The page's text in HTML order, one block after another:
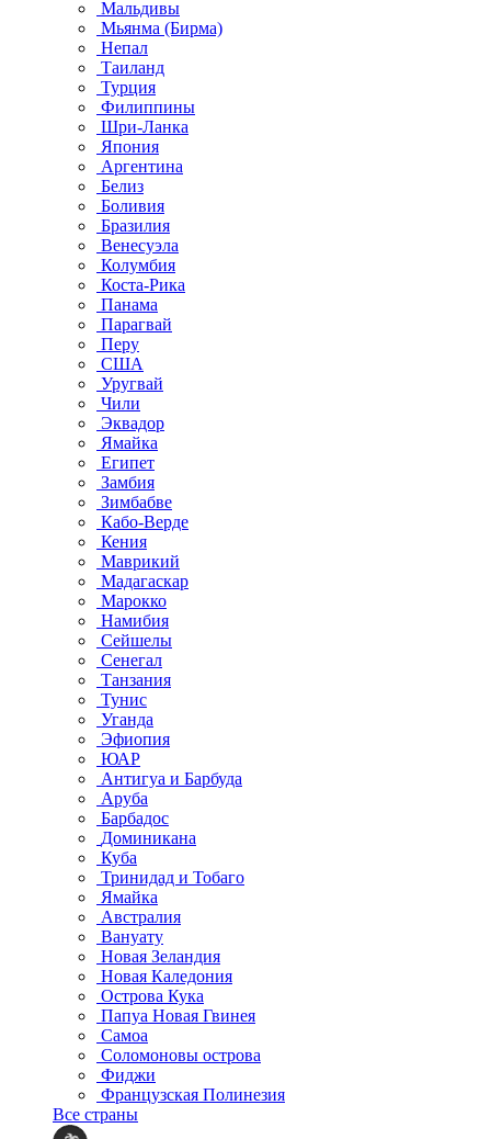
Мальдивы
Мьянма (Бирма)
Непал
Таиланд
Турция
Филиппины
Шри-Ланка
Япония
Аргентина
Белиз
Боливия
Бразилия
Венесуэла
Колумбия
Коста-Рика
Панама
Парагвай
Перу
США
Уругвай
Чили
Эквадор
Ямайка
Египет
Замбия
Зимбабве
Кабо-Верде
Кения
Маврикий
Мадагаскар
Марокко
Намибия
Сейшелы
Сенегал
Танзания
Тунис
Уганда
Эфиопия
ЮАР
Антигуа и Барбуда
Аруба
Барбадос
Доминикана
Куба
Тринидад и Тобаго
Ямайка
Австралия
Вануату
Новая Зеландия
Новая Каледония
Острова Кука
Папуа Новая Гвинея
Самоа
Соломоновы острова
Фиджи
Французская Полинезия
Все страны